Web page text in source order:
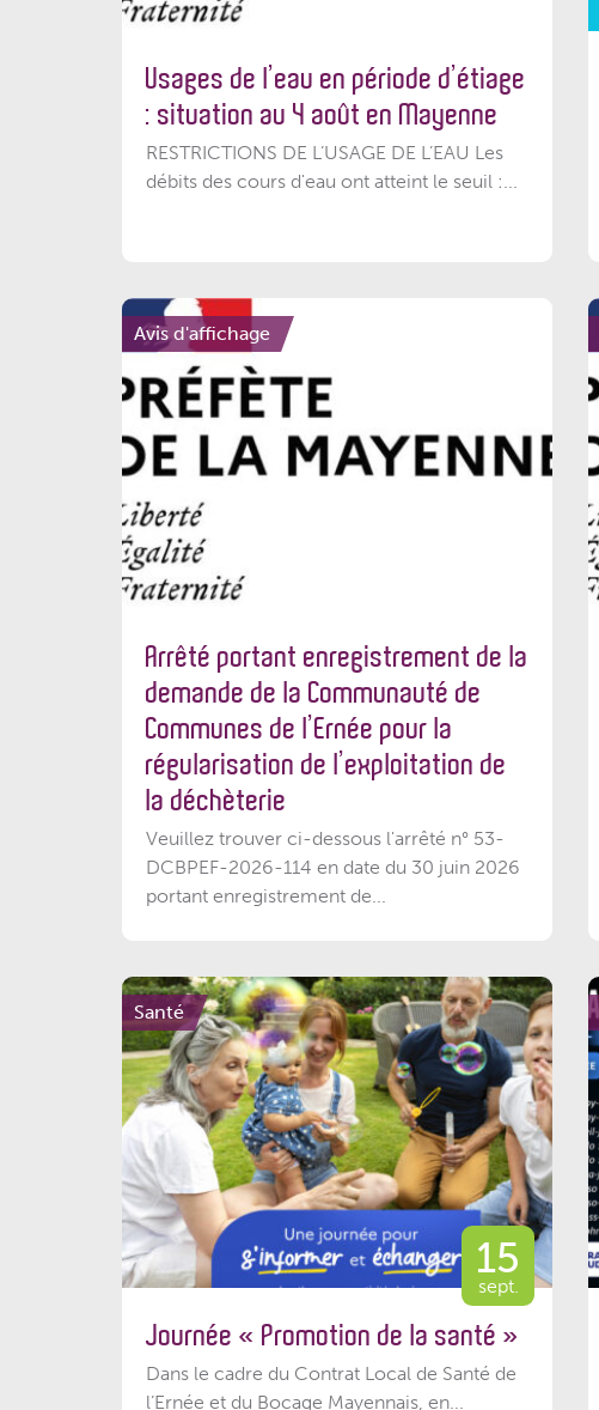
Usages de l’eau en période d’étiage
: situation au 4 août en Mayenne
RESTRICTIONS DE L’USAGE DE L’EAU Les
débits des cours d'eau ont atteint le seuil :...
Avis d'affichage
Arrêté portant enregistrement de la
demande de la Communauté de
Communes de l’Ernée pour la
régularisation de l’exploitation de
la déchèterie
Veuillez trouver ci-dessous l'arrêté n° 53-
DCBPEF-2026-114 en date du 30 juin 2026
portant enregistrement de...
Santé
15
sept.
Journée « Promotion de la santé »
Dans le cadre du Contrat Local de Santé de
l’Ernée et du Bocage Mayennais, en...